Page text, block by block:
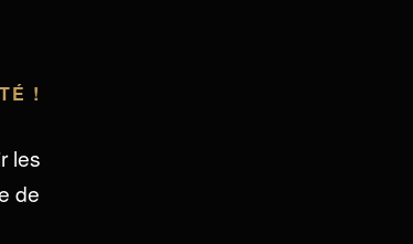
!
les
de